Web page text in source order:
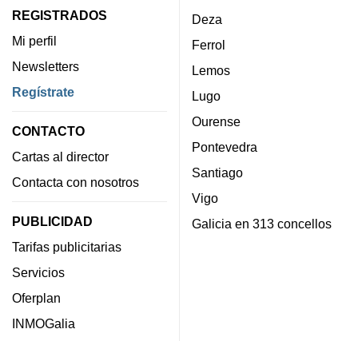
REGISTRADOS
Mi perfil
Newsletters
Regístrate
CONTACTO
Cartas al director
Contacta con nosotros
PUBLICIDAD
Tarifas publicitarias
Servicios
Oferplan
INMOGalia
Deza
Ferrol
Lemos
Lugo
Ourense
Pontevedra
Santiago
Vigo
Galicia en 313 concellos